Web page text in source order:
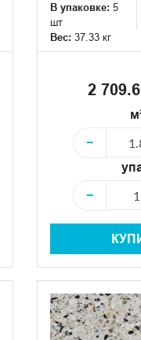
В упаковке: 5
шт
Вес: 37.33 кг
2
−
−